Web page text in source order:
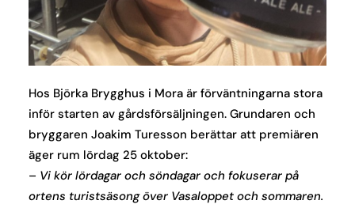
Hos Björka Brygghus i Mora är förväntningarna stora
inför starten av gårdsförsäljningen. Grundaren och
bryggaren Joakim Turesson berättar att premiären
äger rum lördag 25 oktober:
– Vi kör lördagar och söndagar och fokuserar på
ortens turistsäsong över Vasaloppet och sommaren.